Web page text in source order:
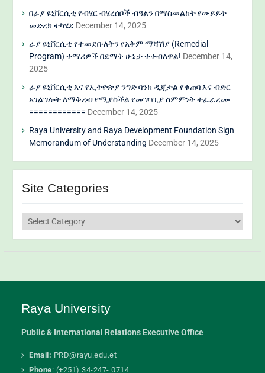
በራያ ዩኒቨርሲቲ የብሄር ብሄረሰቦች ብዓልን በማስመልከት የውይይት
መድረክ ተካሄደ December 14, 2025
ራያ ዩኒቨርሲቲ የተመደቡለትን የአቅም ማሻሽያ (Remedial
Program) ተማሪዎች በደማቅ ሁኔታ ተቀብለዋል! December 14,
2025
ራያ ዩኒቨርሲቲ እና የኢትዮጵያ ንግድ ባንክ ዲጂታል የቁጠባ እና ብድር
አገልግሎት ለማቅረብ የሚያስችል የመግባቢያ ስምምነት ተፈራረሙ
============ December 14, 2025
Raya University and Raya Development Foundation Sign
Memorandum of Understanding December 14, 2025
Site Categories
Raya University
Public & International Relations Executive Office
Email: PRD@rayu.edu.et
Phone: (+251) 34-247- 0714